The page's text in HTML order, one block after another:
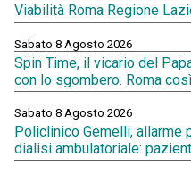
Viabilità Roma Regione
Sabato 8 Agosto 2026
Spin Time, il vicario del
con lo sgombero. Roma
Sabato 8 Agosto 2026
Policlinico Gemelli, allarme
dialisi ambulatoriale: